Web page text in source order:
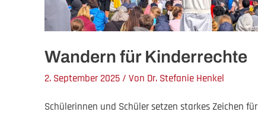
Wandern für Kinderrechte
2. September 2025 / Von Dr. Stefanie Henkel
Schülerinnen und Schüler setzen starkes Zeichen für